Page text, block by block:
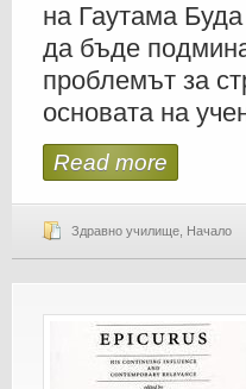
на Гаутама
да бъде
проблемът за
основата на
Read more
Здравно училище Начало